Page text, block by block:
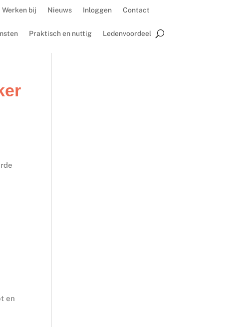
Werken bij Nieuws Inloggen Contact
Praktisch en nuttig Ledenvoordeel
en